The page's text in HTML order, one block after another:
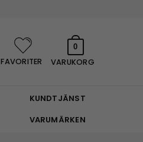
FAVORITER VARUKORG
0
KUNDTJÄNST
VARUMÄRKEN